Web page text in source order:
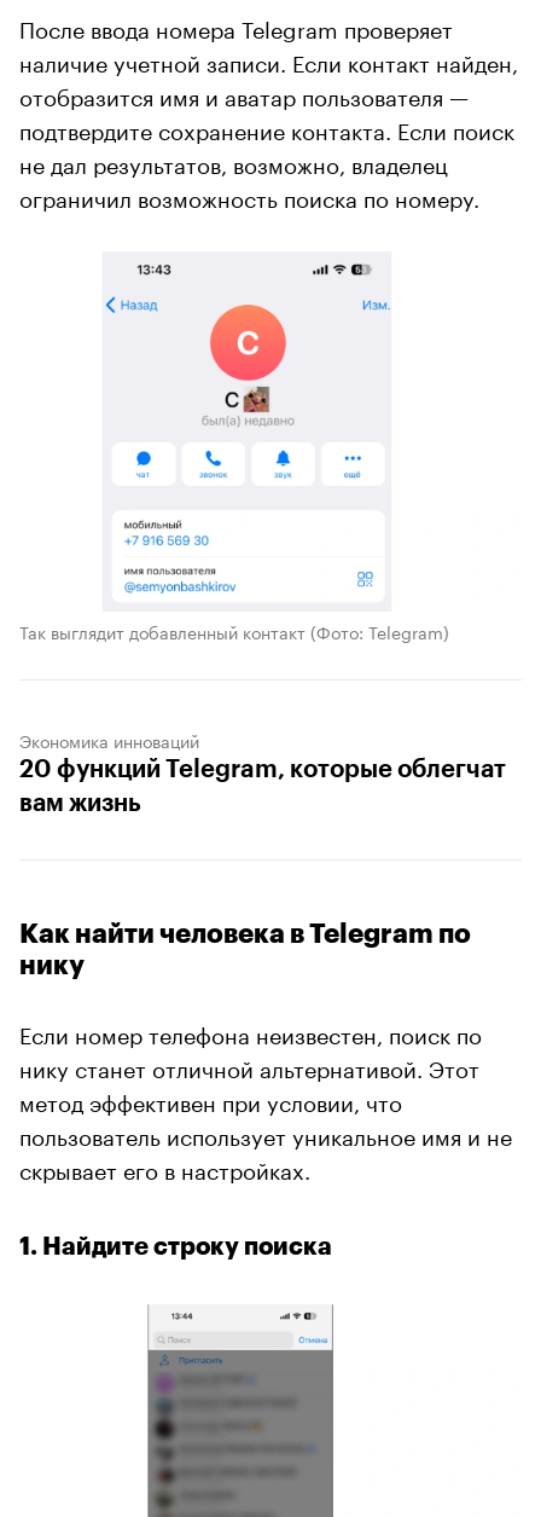
После ввода номера Telegram проверяет
наличие учетной записи. Если контакт найден,
отобразится имя и аватар пользователя —
подтвердите сохранение контакта. Если поиск
не дал результатов, возможно, владелец
ограничил возможность поиска по номеру.
Так выглядит добавленный контакт (Фото: Telegram)
Экономика инноваций
20 функций Telegram, которые облегчат
вам жизнь
Как найти человека в Telegram по
нику
Если номер телефона неизвестен, поиск по
нику станет отличной альтернативой. Этот
метод эффективен при условии, что
пользователь использует уникальное имя и не
скрывает его в настройках.
1. Найдите строку поиска